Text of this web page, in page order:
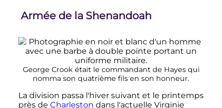
Armée de la Shenandoah
George Crook était le commandant de Hayes qui
nomma son quatrième fils en son honneur.
La division passa l'hiver suivant et le printemps
près de Charleston dans l'actuelle Virginie